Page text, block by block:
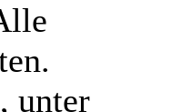
unter